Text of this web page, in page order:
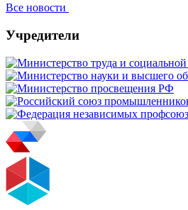
Все новости
Учредители